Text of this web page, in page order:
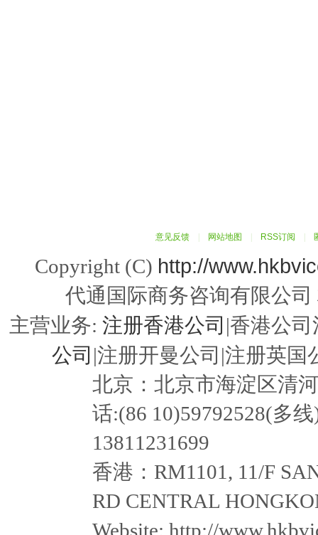
意见反馈 网站地图 RSS订阅
Copyright (C) http://
代通国际商务咨询有限公
主营业务: 注册香港公司 |香港公
公司 |注册开曼公司|注册英
北京：北京市海淀区清
话:(86 10)59792528(多
13811231699
香港：RM1101, 11/F
RD CENTRAL
Website: http://